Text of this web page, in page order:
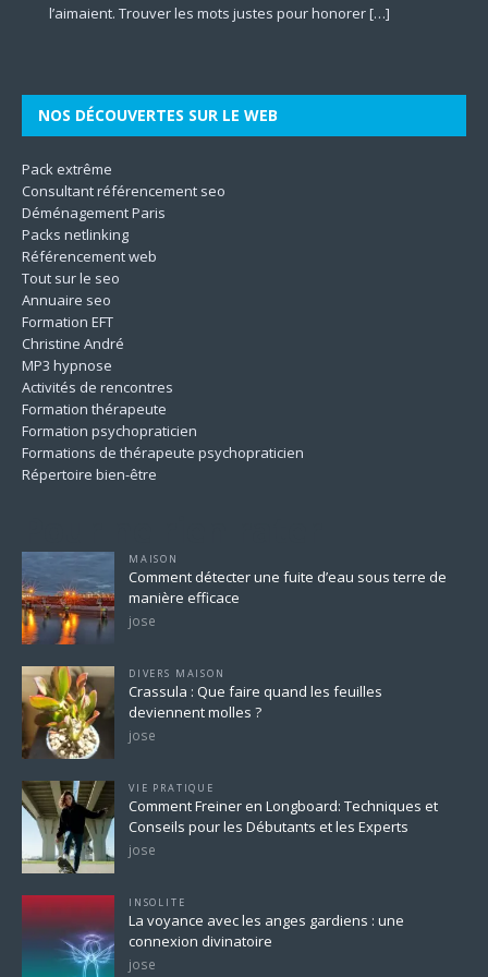
l’aimaient. Trouver les mots justes pour honorer[…]
mentale à travers le prisme des dimensions culturelles.
[…]
d’accompagner autrui vers une meilleure version de soi-
marketing plus incisifs pour faire grandir leur business en
les différentes dimensions de l’être. En mettant l’accent sur
qualité des aliments. Il contribue à la protection[…]
représentant la[…]
NOS DÉCOUVERTES SUR LE WEB
Pack extrême
Consultant référencement seo
Déménagement Paris
Packs netlinking
Référencement web
Tout sur le seo
Annuaire seo
Formation EFT
Christine André
MP3 hypnose
Activités de rencontres
Formation thérapeute
Formation psychopraticien
Formations de thérapeute psychopraticien
Répertoire bien-être
MAISON
Comment détecter une fuite d’eau sous terre de
manière efficace
jose
DIVERS MAISON
Crassula : Que faire quand les feuilles
deviennent molles ?
jose
VIE PRATIQUE
Comment Freiner en Longboard: Techniques et
Conseils pour les Débutants et les Experts
jose
INSOLITE
La voyance avec les anges gardiens : une
connexion divinatoire
jose